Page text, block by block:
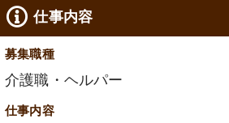
仕事内容
募集職種
介護職・ヘルパー
仕事内容